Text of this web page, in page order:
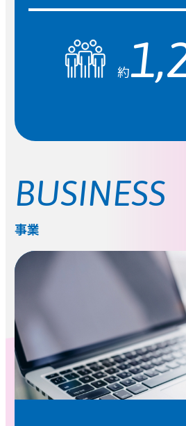
約
BUSINESS
事業